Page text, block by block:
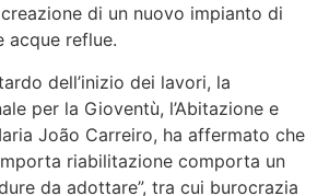
di un nuovo impianto di
acque reflue.
dell’inizio dei lavori, la
per la Gioventù, l’Abitazione e
João Carreiro, ha affermato che
riabilitazione comporta un
da adottare”, tra cui burocrazia